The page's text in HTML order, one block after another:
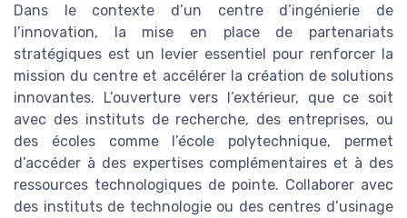
Dans le contexte d’un centre d’ingénierie de
l’innovation, la mise en place de partenariats
stratégiques est un levier essentiel pour renforcer la
mission du centre et accélérer la création de solutions
innovantes. L’ouverture vers l’extérieur, que ce soit
avec des instituts de recherche, des entreprises, ou
des écoles comme l’école polytechnique, permet
d’accéder à des expertises complémentaires et à des
ressources technologiques de pointe. Collaborer avec
des instituts de technologie ou des centres d’usinage